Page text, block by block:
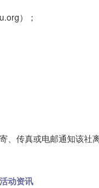
）；
、传真或电邮通知该社
动资讯